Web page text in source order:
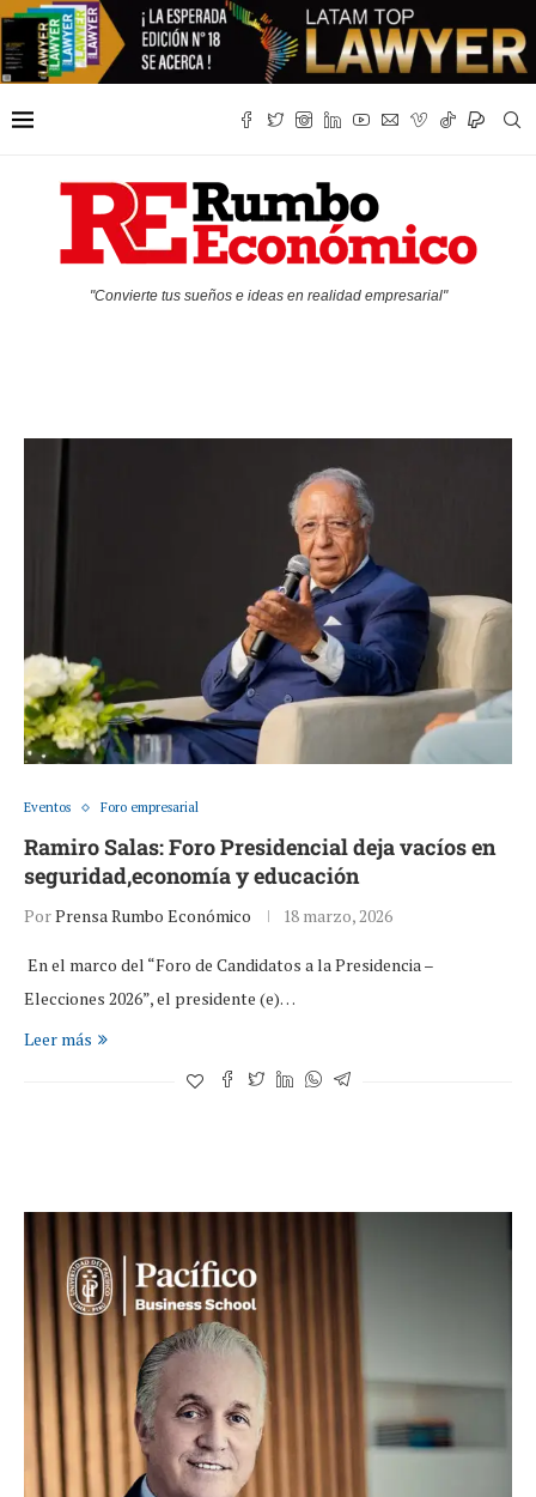
"Convierte tus sueños e ideas en realidad empresarial"
Eventos Foro empresarial
Ramiro Salas: Foro Presidencial deja vacíos en
seguridad,economía y educación
PorPrensa Rumbo Económico 18 marzo, 2026
En el marco del “Foro de Candidatos a la Presidencia –
Elecciones 2026”, el presidente (e)…
Leer más